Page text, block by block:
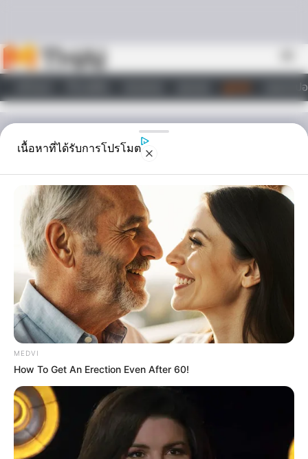
วอลเปเ
ไลฟ์สไตล์
ดูดวง
ลดความอ้วน! ให้ผอมไวใน
แบบฉบับ 12 ราศี
ในชีวิตนี้คุณพูดคำว่าจะ.. ลดความอ้วน ...มาแล้วทั้งหมดกี่ครั้ง !! แล้วอย่าง
นี้จะทำอย่างไรได้บ้างน๊า ที่จะทำให้หุ่นบอบบางกลับมาอีกครั้ง แม่หมอหาคำ
ตอบมาให้ค่ะ
Home/ ดูดวง / ลดความอ้วน! ให้ผอมไวในแบบฉบับ 12 ราศี
ดูดวง|
29 ธ.ค. 2014
แบ่งปัน
เนื้อหาที่ได้รับการโปรโมต
MEDVI
How To Get An Erection Even After 60!